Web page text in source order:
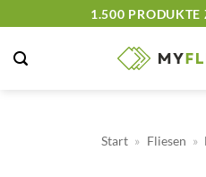
springen
1.500 PRODUKTE
Start » Fliesen »